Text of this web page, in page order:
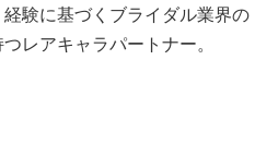
験に基づくブライダル業界の
レアキャラパートナー。